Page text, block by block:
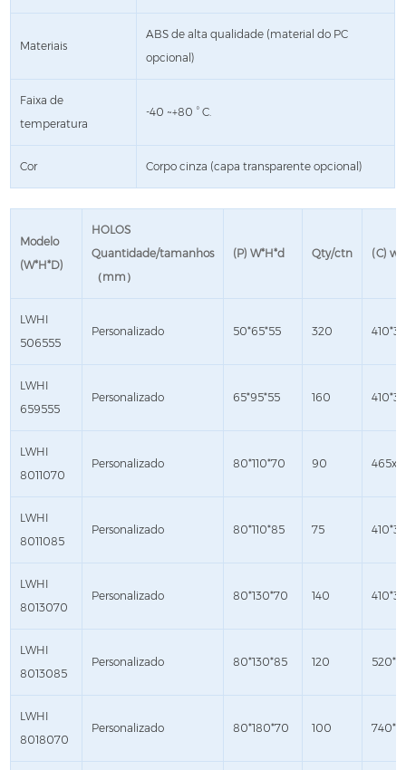
Materiais
ABS de alta qualidade (material do PC
opcional)
Faixa de
temperatura
-40 ~+80 ° C.
Cor Corpo cinza (capa transparente opcional)
Modelo
(W*H*D)
HOLOS
Quantidade/tamanhos
（mm）
(P) W*H*d Qty/ctn (C)
LWHI
506555
Personalizado 50*65*55 320
LWHI
659555
Personalizado 65*95*55 160
LWHI
8011070
Personalizado 80*110*70 90
LWHI
8011085
Personalizado 80*110*85 75
LWHI
8013070
Personalizado 80*130*70 140
LWHI
8013085
Personalizado 80*130*85 120
LWHI
8018070
Personalizado 80*180*70 100